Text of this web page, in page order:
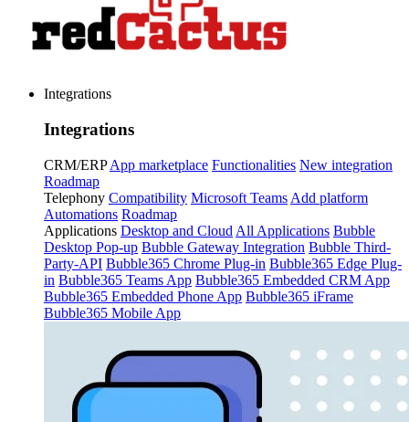
Integrations
Integrations
CRM/ERP App marketplace Functionalities New integration
Roadmap
Telephony Compatibility Microsoft Teams Add platform
Automations Roadmap
Applications Desktop and Cloud All Applications Bubble
Desktop Pop-up Bubble Gateway Integration Bubble Third-
Party-API Bubble365 Chrome Plug-in Bubble365 Edge Plug-
in Bubble365 Teams App Bubble365 Embedded CRM App
Bubble365 Embedded Phone App Bubble365 iFrame
Bubble365 Mobile App